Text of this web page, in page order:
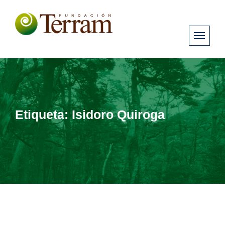
Etiqueta:Isidoro Quiroga